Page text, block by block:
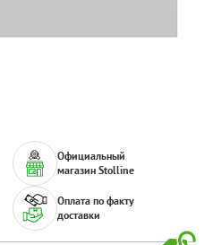
Официальный
магазин Stolline
Оплата по факту
доставки